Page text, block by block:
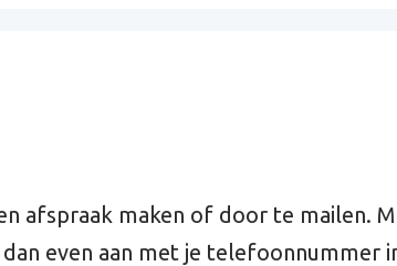
afspraak maken of door te mailen.
even aan met je telefoonnummer